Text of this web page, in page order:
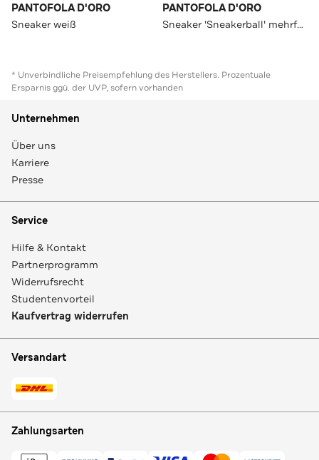
PANTOFOLA D'ORO
Sneaker weiß
PANTOFOLA D'ORO
Sneaker 'Sneakerball' mehrfarbig
* Unverbindliche Preisempfehlung des Herstellers. Prozentuale
Ersparnis ggü. der UVP, sofern vorhanden
Unternehmen
Über uns
Karriere
Presse
Service
Hilfe & Kontakt
Partnerprogramm
Widerrufsrecht
Studentenvorteil
Kaufvertrag widerrufen
Versandart
Zahlungsarten